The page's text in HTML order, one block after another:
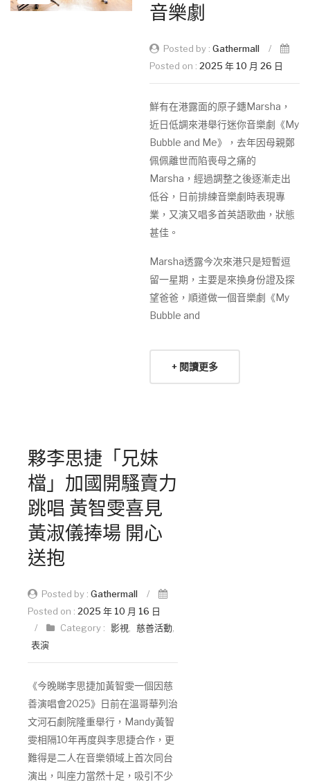
音樂劇
Posted by : Gathermall
/
Posted on : 2025 年 10 月 26 日
鮮有在港露面的原子鏸Marsha，
近日低調來港舉行迷你音樂劇《My
Bubble and Me》，去年因母親鄭
佩佩離世而陷喪母之痛的
Marsha，經過調整之後逐漸走出
低谷，日前排練音樂劇時表現專
業，又演又唱多首英語歌曲，狀態
甚佳。
Marsha透露今次來港只是短暫逗
留一星期，主要是來換身份證及探
望爸爸，順道做一個音樂劇《My
Bubble and
+ 閱讀更多
夥李思捷「兄妹
檔」加國開騷賣力
跳唱 黃智雯喜見
黃淑儀捧場 開心
送抱
Posted by : Gathermall
/
Posted on : 2025 年 10 月 16 日
/
Category : 影視 慈善活動
表演
《今晚睇李思捷加黃智雯一個因慈
善演唱會2025》日前在溫哥華列治
文河石劇院隆重舉行，Mandy黃智
雯相隔10年再度與李思捷合作，更
難得是二人在音樂領域上首次同台
演出，叫座力當然十足，吸引不少